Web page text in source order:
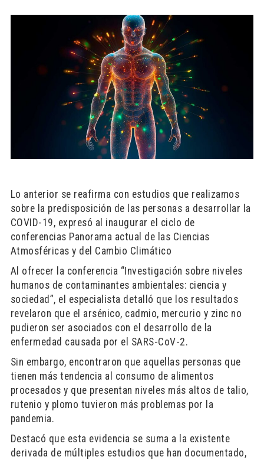
Lo anterior se reafirma con estudios que realizamos
sobre la predisposición de las personas a desarrollar la
COVID-19, expresó al inaugurar el ciclo de
conferencias Panorama actual de las Ciencias
Atmosféricas y del Cambio Climático
Al ofrecer la conferencia “Investigación sobre niveles
humanos de contaminantes ambientales: ciencia y
sociedad”, el especialista detalló que los resultados
revelaron que el arsénico, cadmio, mercurio y zinc no
pudieron ser asociados con el desarrollo de la
enfermedad causada por el SARS-CoV-2.
Sin embargo, encontraron que aquellas personas que
tienen más tendencia al consumo de alimentos
procesados y que presentan niveles más altos de talio,
rutenio y plomo tuvieron más problemas por la
pandemia.
Destacó que esta evidencia se suma a la existente
derivada de múltiples estudios que han documentado,